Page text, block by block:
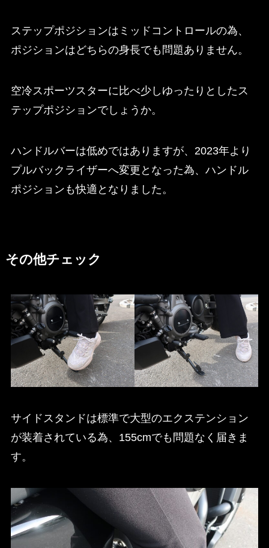
ステップポジションはミッドコントロールの為、
ポジションはどちらの身長でも問題ありません。
空冷スポーツスターに比べ少しゆったりとしたス
テップポジションでしょうか。
ハンドルバーは低めではありますが、2023年より
プルバックライザーへ変更となった為、ハンドル
ポジションも快適となりました。
その他チェック
サイドスタンドは標準で大型のエクステンション
が装着されている為、155cmでも問題なく届きま
す。